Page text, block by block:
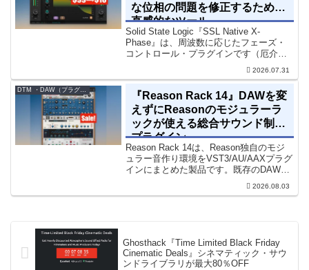
な位相の問題を修正するための
直感的なツール
Solid State Logic『SSL Native X-
Phase』は、周波数に応じたフェーズ・
コントロール・プラグインです（厄介な
位相の問題を修正するための直感的なツ
ールです）。特定の周波数で位相をシフ
2026.07.31
DTM ・DAW（プラグイン、シンセなど）のセール情報
『Reason Rack 14』DAWを変
えずにReasonのモジュラーラ
ックが使える総合サウンド制作
プラグイン
Reason Rack 14は、Reason独自のモジ
ュラー音作り環境をVST3/AU/AAXプラグ
インにまとめた製品です。既存のDAWを
乗り換えることなく、68種類のシンセや
エフェクト、CV配線をそのままトラック
2026.08.03
Ghosthack『Time Limited Black Friday
Cinematic Deals』シネマティック・サウ
ンドライブラリが最大80％OFF